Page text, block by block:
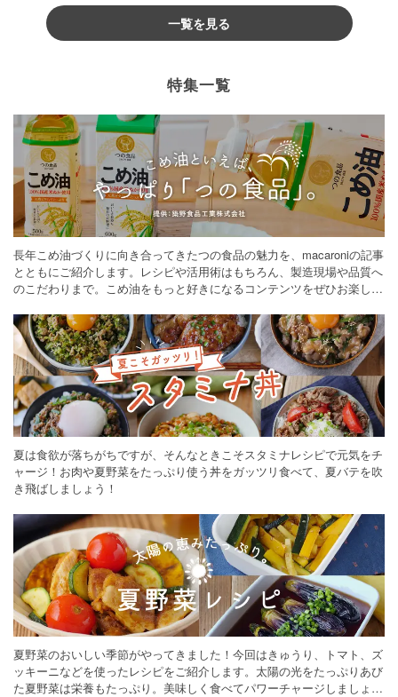
一覧を見る
特集一覧
長年こめ油づくりに向き合ってきたつの食品の魅力を、macaroniの記事
とともにご紹介します。レシピや活用術はもちろん、製造現場や品質へ
のこだわりまで。こめ油をもっと好きになるコンテンツをぜひお楽しみ
夏は食欲が落ちがちですが、そんなときこそスタミナレシピで元気をチ
ャージ！お肉や夏野菜をたっぷり使う丼をガッツリ食べて、夏バテを吹
き飛ばしましょう！
夏野菜のおいしい季節がやってきました！今回はきゅうり、トマト、ズ
ッキーニなどを使ったレシピをご紹介します。太陽の光をたっぷりあび
た夏野菜は栄養もたっぷり。美味しく食べてパワーチャージしましょう